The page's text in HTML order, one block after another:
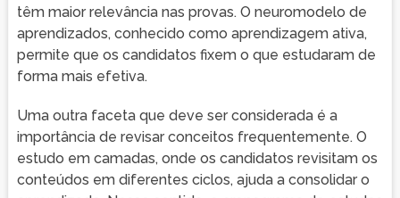
têm maior relevância nas provas. O neuromodelo de
aprendizados, conhecido como aprendizagem ativa,
permite que os candidatos fixem o que estudaram de
forma mais efetiva.
Uma outra faceta que deve ser considerada é a
importância de revisar conceitos frequentemente. O
estudo em camadas, onde os candidatos revisitam os
conteúdos em diferentes ciclos, ajuda a consolidar o